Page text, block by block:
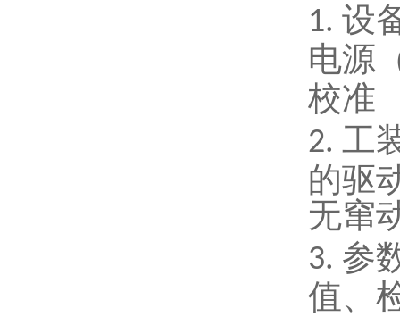
1. 设
电源
校准
2. 工
的驱
无窜
3. 参
值、